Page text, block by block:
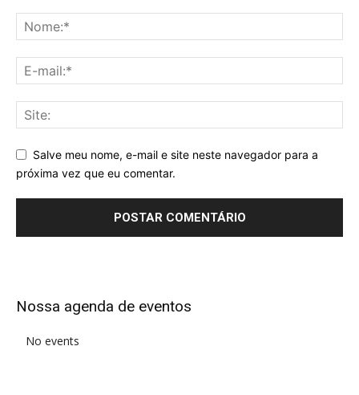
Salve meu nome, e-mail e site neste navegador para a
próxima vez que eu comentar.
Nossa agenda de eventos
No events